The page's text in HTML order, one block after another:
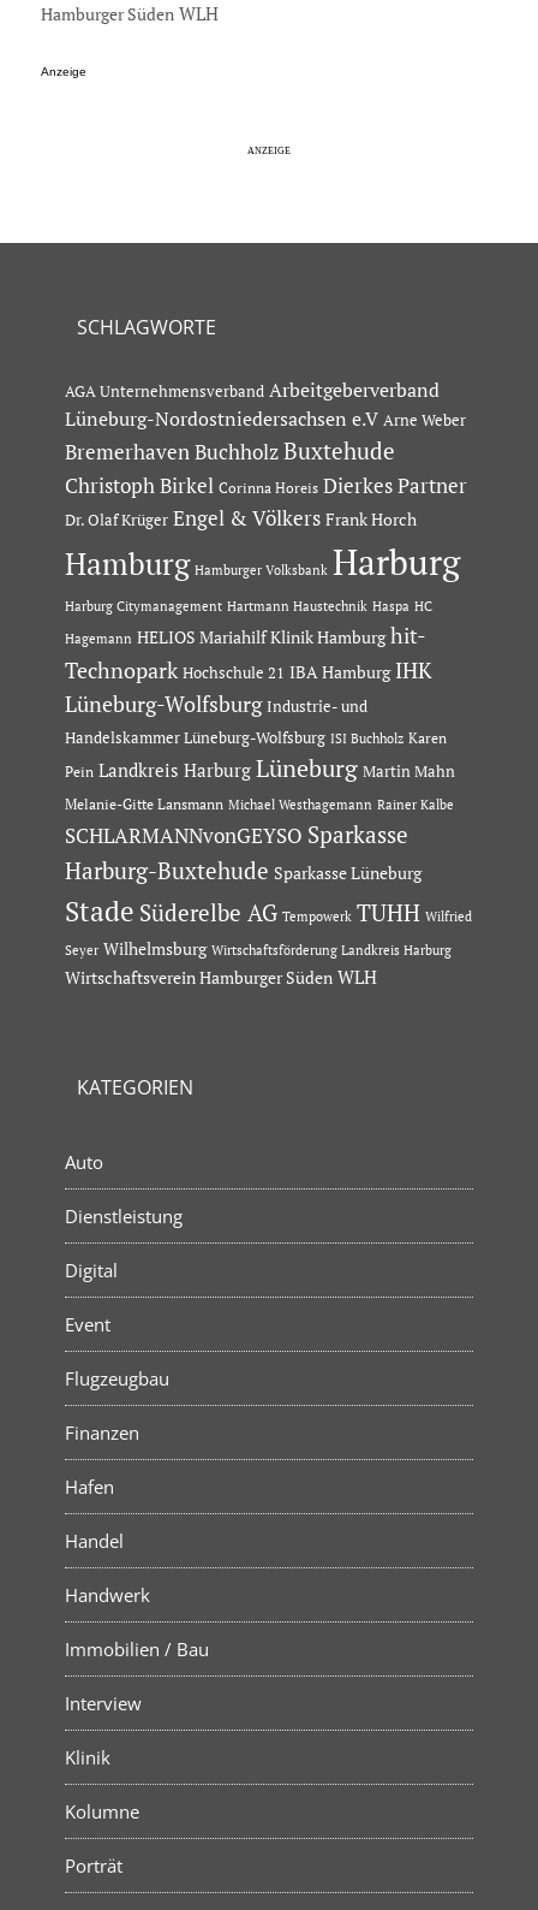
Hamburger Süden WLH
Anzeige
SCHLAGWORTE
AGA Unternehmensverband Arbeitgeberverband
Lüneburg-Nordostniedersachsen e.V Arne Weber
Bremerhaven Buchholz Buxtehude
Christoph Birkel Corinna Horeis Dierkes Partner
Dr. Olaf Krüger Engel & Völkers Frank Horch
Hamburg Hamburger Volksbank Harburg
Harburg Citymanagement Hartmann Haustechnik Haspa HC
Hagemann HELIOS Mariahilf Klinik Hamburg hit-
Technopark Hochschule 21 IBA Hamburg IHK
Lüneburg-Wolfsburg Industrie- und
Handelskammer Lüneburg-Wolfsburg ISI Buchholz Karen
Pein Landkreis Harburg Lüneburg Martin Mahn
Melanie-Gitte Lansmann Michael Westhagemann Rainer Kalbe
SCHLARMANNvonGEYSO Sparkasse
Harburg-Buxtehude Sparkasse Lüneburg
Stade Süderelbe AG Tempowerk TUHH Wilfried
Seyer Wilhelmsburg Wirtschaftsförderung Landkreis Harburg
Wirtschaftsverein Hamburger Süden WLH
KATEGORIEN
Auto
Dienstleistung
Digital
Event
Flugzeugbau
Finanzen
Hafen
Handel
Handwerk
Immobilien / Bau
Interview
Klinik
Kolumne
Porträt